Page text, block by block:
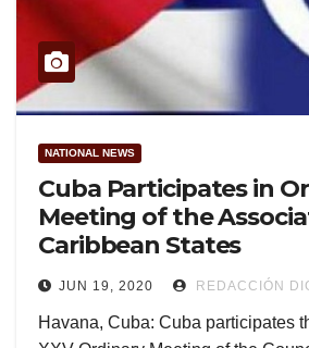
NATIONAL NEWS
Cuba Participates in
Meeting of the
Caribbean States
JUN 19, 2020 REDACCIÓN
Havana, Cuba: Cuba participates